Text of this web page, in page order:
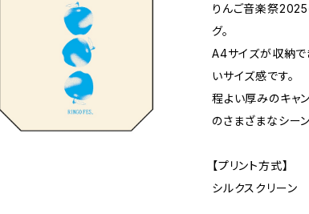
りんご音楽祭2025
グ。
A4サイズが収納で
いサイズ感です。
程よい厚みのキャ
のさまざまなシー
【プリント方式】
シルクスクリーン